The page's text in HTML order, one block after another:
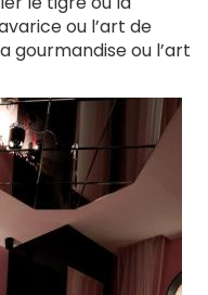
ou l’art de
gourmandise ou l’art